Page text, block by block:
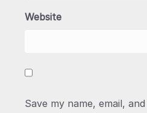
Website
Save my name, email,